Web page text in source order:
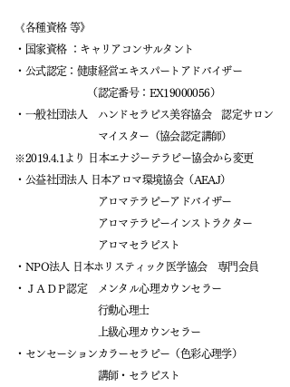
《各種資格 等》
・国家資格 ：キャリアコンサルタント
・公式認定：健康経営エキスパートアドバイザー
（認定番号：EX19000056）
・一般社団法人 ハンドセラピス美容協会 認定サロン
マイスター（協会認定講師）
※2019.4.1より 日本エナジーテラピー協会から変更
・公益社団法人 日本アロマ環境協会（AEAJ）
アロマテラピーアドバイザー
アロマテラピーインストラクター
​ アロマセラピスト
・NPO法人 日本ホリスティック医学協会 専門会員
・ＪＡＤＰ認定 メンタル心理カウンセラー
行動心理士
上級心理カウンセラー
・センセーションカラーセラピー（色彩心理学）
講師・セラピスト